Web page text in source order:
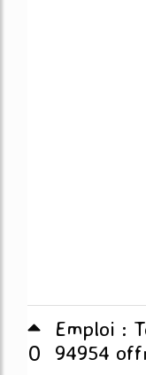
0
Emploi :
94954